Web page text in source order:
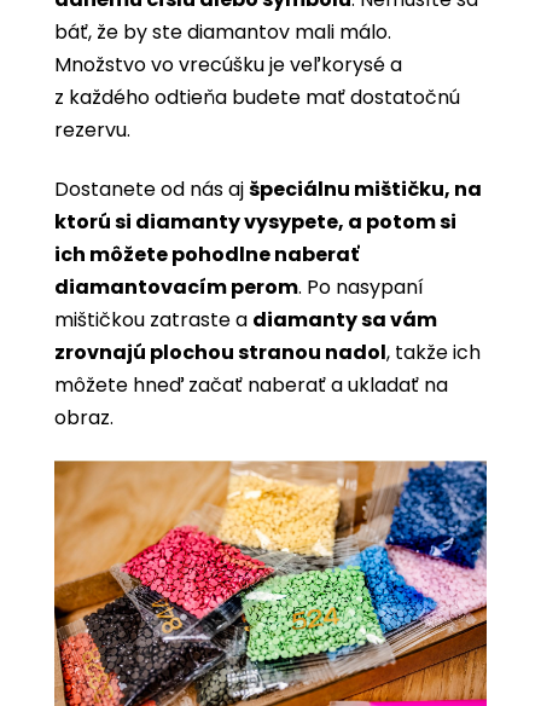
báť, že by ste diamantov mali málo.
Množstvo vo vrecúšku je veľkorysé a
z každého odtieňa budete mať dostatočnú
rezervu.
Dostanete od nás ajšpeciálnu mištičku, na
ktorú si diamanty vysypete, a potom si
ich môžete pohodlne naberať
diamantovacím perom. Po nasypaní
mištičkou zatraste a diamanty sa vám
zrovnajú plochou stranou nadol, takže ich
môžete hneď začať naberať a ukladať na
obraz.